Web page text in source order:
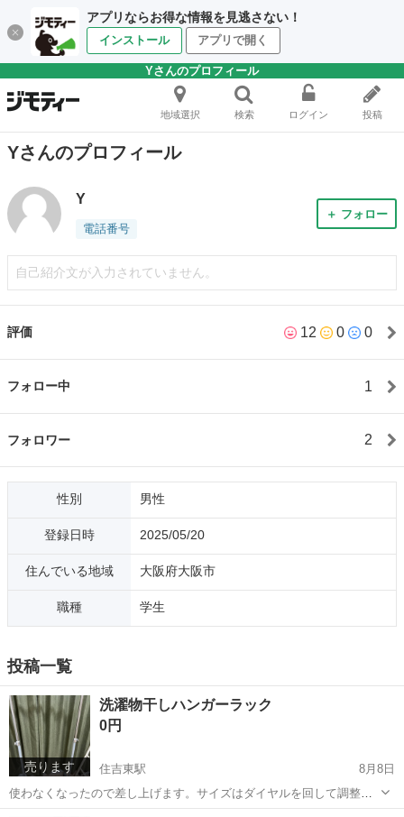
アプリならお得な情報を見逃さない！
インストール アプリで開く
Yさんのプロフィール
地域選択 検索 ログイン 投稿
Yさんのプロフィール
Y
電話番号
＋ フォロー
自己紹介文が入力されていません。
評価 12 0 0
フォロー中 1
フォロワー 2
性別 男性
登録日時 2025/05/20
住んでいる地域 大阪府大阪市
職種 学生
投稿一覧
売ります
洗濯物干しハンガーラック
0円
住吉東駅
8月8日
使わなくなったので差し上げます。サイズはダイヤルを回して調整可
能です。ご検討よろしくお願いいたします🙇